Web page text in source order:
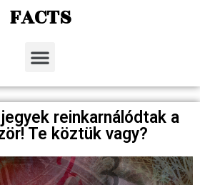
FACTS
reinkarnálódtak a
Te köztük vagy?